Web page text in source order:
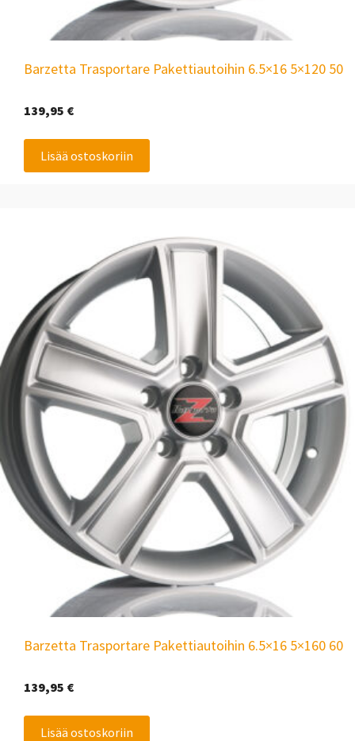
Barzetta Trasportare Pakettiautoihin 6.5×16 5×120 50
139,95 €
Lisää ostoskoriin
Barzetta Trasportare Pakettiautoihin 6.5×16 5×160 60
139,95 €
Lisää ostoskoriin